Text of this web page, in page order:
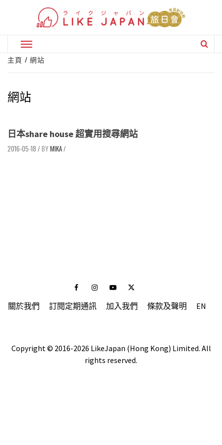
Primary
Menu
主頁 網站
網站
日本share house 超實用搜尋網站
2016-05-18 / MIKA/
FacebookInstagramYoutubeTwitter
關於我們 訂閱定期通訊 加入我們 條款及聲明 EN
Copyright © 2016-2026 LikeJapan (Hong Kong) Limited. All
rights reserved.